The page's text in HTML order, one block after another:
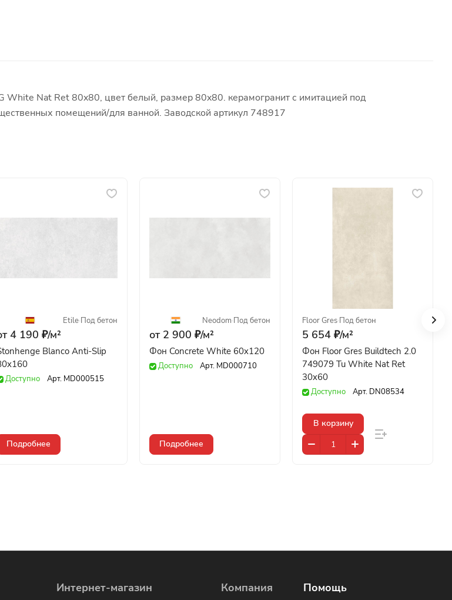
Nat Ret 80x80, цвет белый, размер 80x80. керамогранит с имитацией под
помещений/для ванной. Заводской артикул 748917
Etile·Под бетон
4 190 ₽/м²
Blanco Anti-Slip
Доступно Арт. MD000515
Подробнее
Neodom·Под бетон
от 2 900 ₽/м²
Фон Concrete White 60x120
Доступно Арт. MD000710
Подробнее
Floor Gres·Под бетон
5 654 ₽/м²
Фон Floor Gres Buildtech 2.0
749079 Tu White Nat Ret
30x60
Доступно Арт. DN08534
В корзину
Интернет-магазин
Компания
Помощь